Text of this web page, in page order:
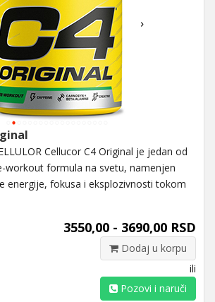
Cellucor C4 Original je jedan od
workout formula na svetu, namenjen
energije, fokusa i eksplozivnosti tokom
3550,00 - 3690,00 RSD
Dodaj u korpu
ili
Pozovi i naruči